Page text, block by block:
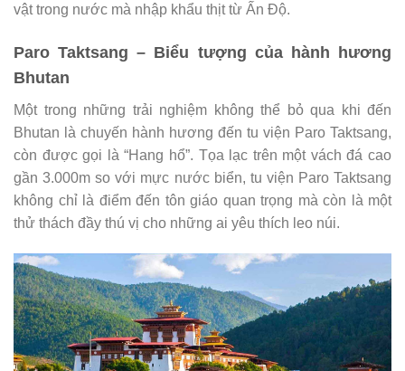
vật trong nước mà nhập khẩu thịt từ Ấn Độ.
Paro Taktsang – Biểu tượng của hành hương
Bhutan
Một trong những trải nghiệm không thể bỏ qua khi đến
Bhutan là chuyến hành hương đến tu viện Paro Taktsang,
còn được gọi là “Hang hổ”. Tọa lạc trên một vách đá cao
gần 3.000m so với mực nước biển, tu viện Paro Taktsang
không chỉ là điểm đến tôn giáo quan trọng mà còn là một
thử thách đầy thú vị cho những ai yêu thích leo núi.